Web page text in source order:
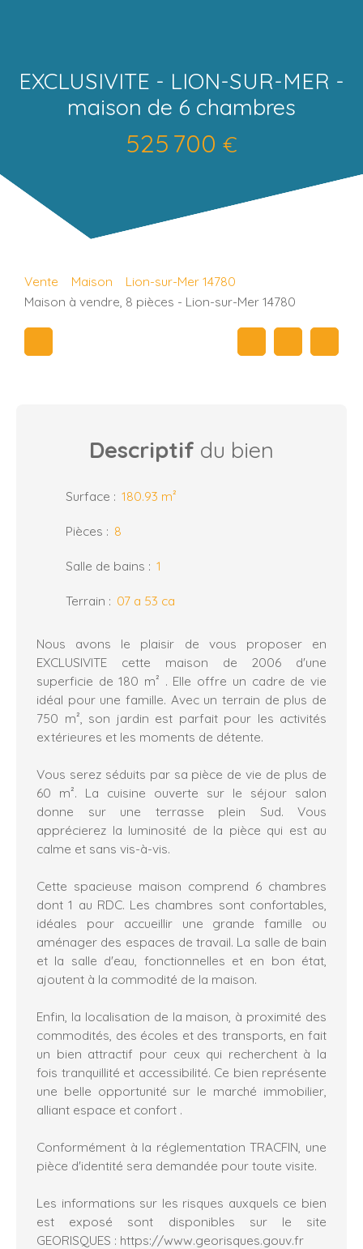
EXCLUSIVITE - LION-SUR-MER -
maison de 6 chambres
525 700 €
Vente Maison
Lion-sur-Mer 14780
Maison à vendre, 8 pièces - Lion-sur-Mer 14780
Descriptif du bien
Surface : 180.93 m²
Pièces : 8
Salle de bains : 1
Terrain : 07 a 53 ca
Nous avons le plaisir de vous proposer en
EXCLUSIVITE cette maison de 2006 d'une
superficie de 180 m² . Elle offre un cadre de vie
idéal pour une famille. Avec un terrain de plus de
750 m², son jardin est parfait pour les activités
extérieures et les moments de détente.
Vous serez séduits par sa pièce de vie de plus de
60 m². La cuisine ouverte sur le séjour salon
donne sur une terrasse plein Sud. Vous
apprécierez la luminosité de la pièce qui est au
calme et sans vis-à-vis.
Cette spacieuse maison comprend 6 chambres
dont 1 au RDC. Les chambres sont confortables,
idéales pour accueillir une grande famille ou
aménager des espaces de travail. La salle de bain
et la salle d'eau, fonctionnelles et en bon état,
ajoutent à la commodité de la maison.
Enfin, la localisation de la maison, à proximité des
commodités, des écoles et des transports, en fait
un bien attractif pour ceux qui recherchent à la
fois tranquillité et accessibilité. Ce bien représente
une belle opportunité sur le marché immobilier,
alliant espace et confort .
Conformément à la réglementation TRACFIN, une
pièce d'identité sera demandée pour toute visite.
Les informations sur les risques auxquels ce bien
est exposé sont disponibles sur le site
GEORISQUES : https://www.georisques.gouv.fr